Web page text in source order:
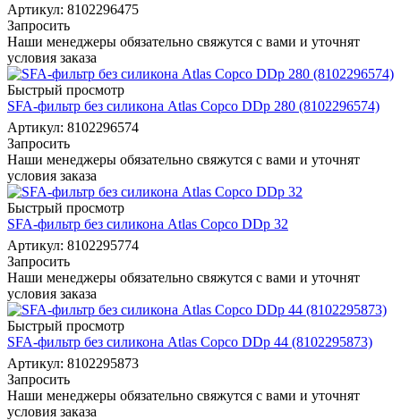
Артикул: 8102296475
Запросить
Наши менеджеры обязательно свяжутся с вами и уточнят
условия заказа
Быстрый просмотр
SFA-фильтр без силикона Atlas Copco DDp 280 (8102296574)
Артикул: 8102296574
Запросить
Наши менеджеры обязательно свяжутся с вами и уточнят
условия заказа
Быстрый просмотр
SFA-фильтр без силикона Atlas Copco DDp 32
Артикул: 8102295774
Запросить
Наши менеджеры обязательно свяжутся с вами и уточнят
условия заказа
Быстрый просмотр
SFA-фильтр без силикона Atlas Copco DDp 44 (8102295873)
Артикул: 8102295873
Запросить
Наши менеджеры обязательно свяжутся с вами и уточнят
условия заказа